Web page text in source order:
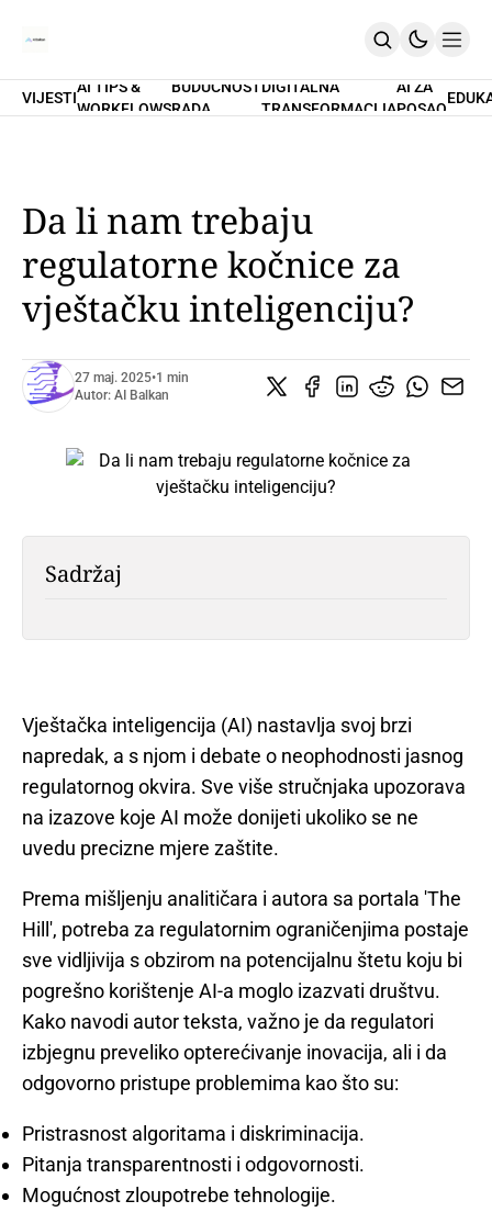
Home
PRETPLATI SE
VIJESTI
AI TIPS &
WORKFLOWS
BUDUĆNOST
RADA
DIGITALNA
TRANSFORMACIJA
AI ZA
POSAO
Da li nam trebaju
regulatorne kočnice za
vještačku inteligenciju?
27 maj. 2025•1 min
Autor: AI Balkan
Sadržaj
Vještačka inteligencija (AI) nastavlja svoj brzi
napredak, a s njom i debate o neophodnosti jasnog
regulatornog okvira. Sve više stručnjaka upozorava
na izazove koje AI može donijeti ukoliko se ne
uvedu precizne mjere zaštite.
Prema mišljenju analitičara i autora sa portala 'The
Hill', potreba za regulatornim ograničenjima postaje
sve vidljivija s obzirom na potencijalnu štetu koju bi
pogrešno korištenje AI-a moglo izazvati društvu.
Kako navodi autor teksta, važno je da regulatori
izbjegnu preveliko opterećivanje inovacija, ali i da
odgovorno pristupe problemima kao što su:
Pristrasnost algoritama i diskriminacija.
Pitanja transparentnosti i odgovornosti.
Mogućnost zloupotrebe tehnologije.